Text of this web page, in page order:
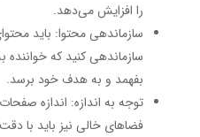
را افزایش می‌دهد.
سازماندهی محتوا: باید
سازماندهی کنید که خواننده
بفهمد و به هدف خود برسد.
توجه به اندازه: اندازه
فضاهای خالی نیز باید با